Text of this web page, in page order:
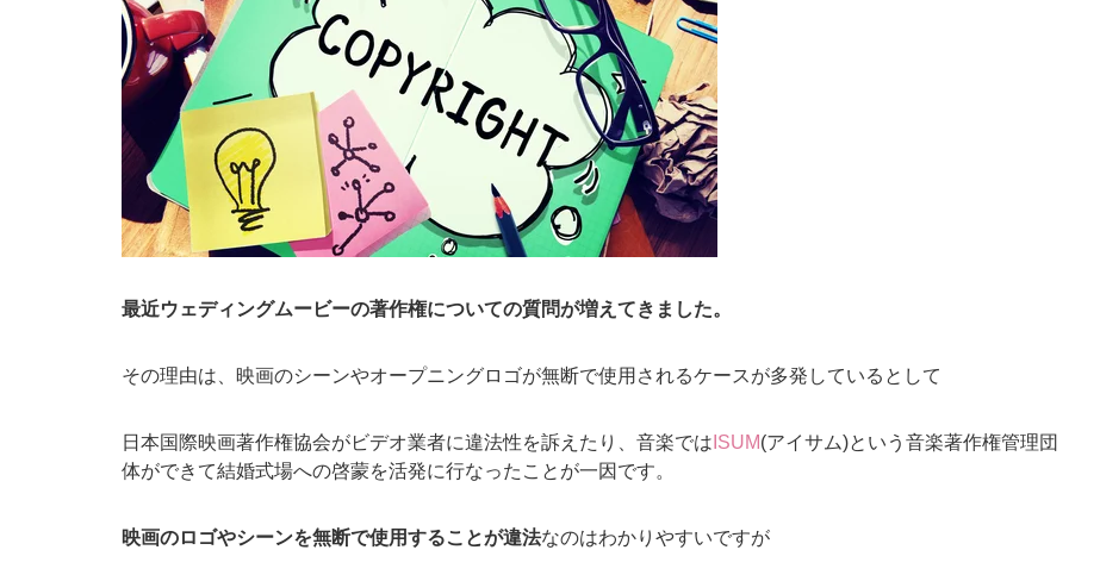
最近ウェディングムービーの著作権についての質問が増えてきました。
その理由は、映画のシーンやオープニングロゴが無断で使用されるケースが多発しているとして
日本国際映画著作権協会がビデオ業者に違法性を訴えたり、音楽では ISUM(アイサム)という音楽著作権管理団
体ができて結婚式場への啓蒙を活発に行なったことが一因です。
映画のロゴやシーンを無断で使用することが違法なのはわかりやすいですが